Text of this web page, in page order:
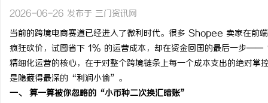
分利润？
2026-06-26 发布于 三门资讯网
当前的跨境电商赛道已经进入了微利时代。很多 Shopee 卖家在前
疯狂砍价，试图省下 1% 的运营成本，却在资金回国的最后一步
精细化运营的核心，在于对整个跨境链条上每一个成本支出的绝对掌
是隐藏得最深的“利润小偷”。
一、 算一算被你忽略的“小币种二次换汇暗账”